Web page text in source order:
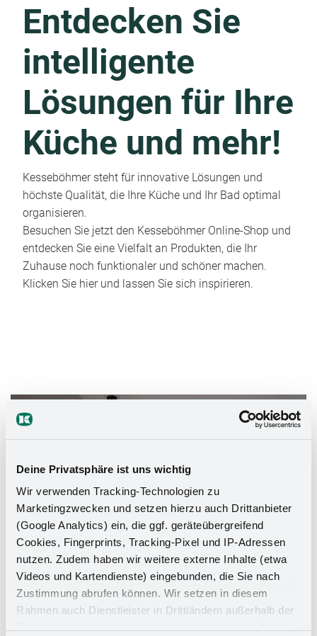
Deine Privatsphäre ist uns wichtig
Wir verwenden Tracking-Technologien zu
Marketingzwecken und setzen hierzu auch Drittanbieter
(Google Analytics) ein, die ggf. geräteübergreifend
Cookies, Fingerprints, Tracking-Pixel und IP-Adressen
nutzen. Zudem haben wir weitere externe Inhalte (etwa
Videos und Kartendienste) eingebunden, die Sie nach
Zustimmung abrufen können. Wir setzen in diesem
Rahmen auch Dienstleister in Drittländern außerhalb der
Entdecken Sie
intelligente
Lösungen für Ihre
Küche und mehr!
Kesseböhmer steht für innovative Lösungen und
höchste Qualität, die Ihre Küche und Ihr Bad optimal
organisieren.
Besuchen Sie jetzt den Kesseböhmer Online-Shop und
entdecken Sie eine Vielfalt an Produkten, die Ihr
Zuhause noch funktionaler und schöner machen.
Klicken Sie hier und lassen Sie sich inspirieren.
Das Stauraumwunder für Ihr